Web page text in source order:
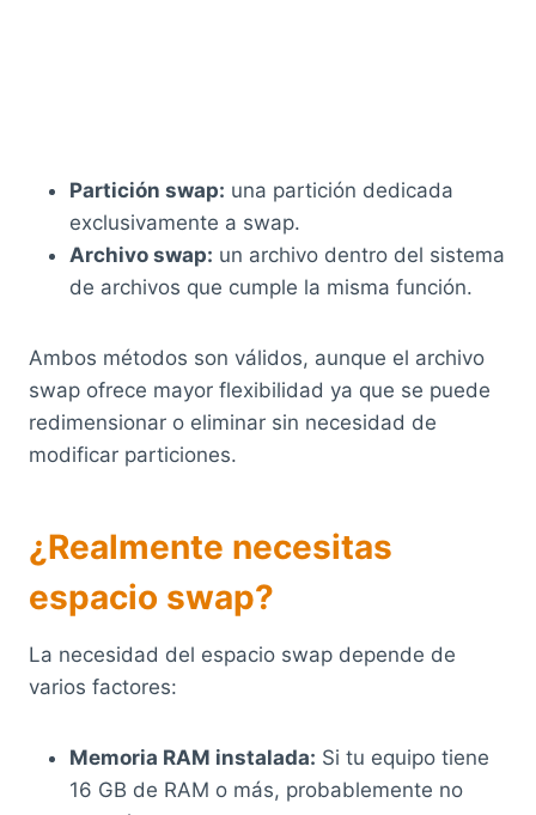
Partición swap: una partición dedicada
exclusivamente a swap.
Archivo swap: un archivo dentro del sistema
de archivos que cumple la misma función.
Ambos métodos son válidos, aunque el archivo
swap ofrece mayor flexibilidad ya que se puede
redimensionar o eliminar sin necesidad de
modificar particiones.
¿Realmente necesitas
espacio swap?
La necesidad del espacio swap depende de
varios factores:
Memoria RAM instalada: Si tu equipo tiene
16 GB de RAM o más, probablemente no